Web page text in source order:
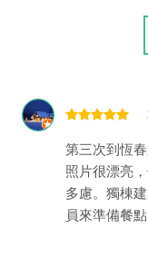
(限國外旅客使用，
匯入任何款項後，請
第三次到恆
照片很漂亮
多慮。獨棟
員來準備餐點